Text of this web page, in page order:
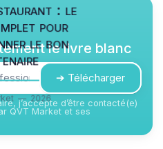
: le
pour
le bon
— 2026
le livre blanc
➔ Télécharger
j’accepte d’être contacté(e)
QVT Market et ses